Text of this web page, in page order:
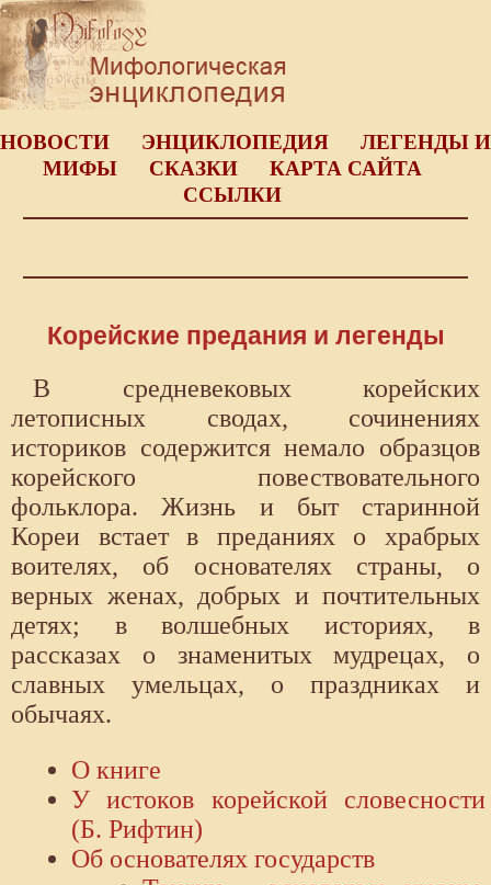
НОВОСТИ ЭНЦИКЛОПЕДИЯ
ЛЕГЕНДЫ И
МИФЫ
СКАЗКИ
КАРТА САЙТА
ССЫЛКИ
Корейские предания и легенды
В средневековых корейских
летописных сводах, сочинениях
историков содержится немало образцов
корейского повествовательного
фольклора. Жизнь и быт старинной
Кореи встает в преданиях о храбрых
воителях, об основателях страны, о
верных женах, добрых и почтительных
детях; в волшебных историях, в
рассказах о знаменитых мудрецах, о
славных умельцах, о праздниках и
обычаях.
О книге
У истоков корейской словесности
(Б. Рифтин)
Об основателях государств